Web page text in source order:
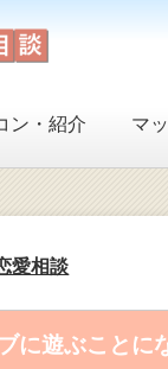
ン・紹介 マ
愛相談
に遊ぶことに